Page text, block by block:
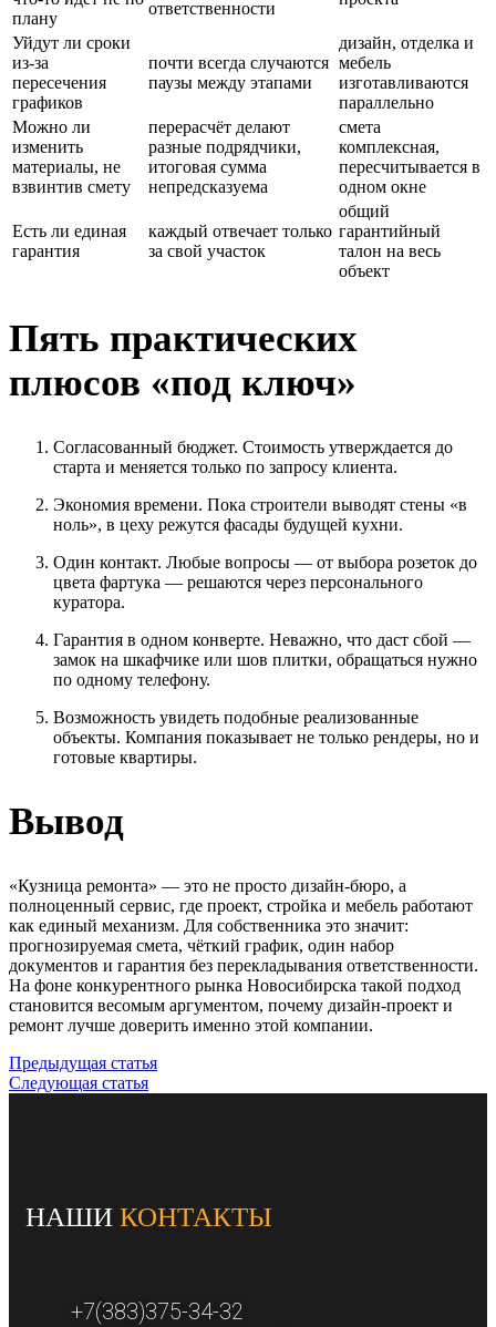
плану
ответственности
Уйдут ли сроки
из-за
пересечения
графиков
почти всегда случаются
паузы между этапами
дизайн, отделка и
мебель
изготавливаются
параллельно
Можно ли
изменить
материалы, не
взвинтив смету
перерасчёт делают
разные подрядчики,
итоговая сумма
непредсказуема
смета
комплексная,
пересчитывается в
одном окне
Есть ли единая
гарантия
каждый отвечает только
за свой участок
общий
гарантийный
талон на весь
объект
Пять практических
плюсов «под ключ»
Согласованный бюджет. Стоимость утверждается до
старта и меняется только по запросу клиента.
Экономия времени. Пока строители выводят стены «в
ноль», в цеху режутся фасады будущей кухни.
Один контакт. Любые вопросы — от выбора розеток до
цвета фартука — решаются через персонального
куратора.
Гарантия в одном конверте. Неважно, что даст сбой —
замок на шкафчике или шов плитки, обращаться нужно
по одному телефону.
Возможность увидеть подобные реализованные
объекты. Компания показывает не только рендеры, но и
готовые квартиры.
Вывод
«Кузница ремонта» — это не просто дизайн-бюро, а
полноценный сервис, где проект, стройка и мебель работают
как единый механизм. Для собственника это значит:
прогнозируемая смета, чёткий график, один набор
документов и гарантия без перекладывания ответственности.
На фоне конкурентного рынка Новосибирска такой подход
становится весомым аргументом, почему дизайн-проект и
ремонт лучше доверить именно этой компании.
Предыдущая статья
Следующая статья
НАШИ КОНТАКТЫ
+7(383)375-34-32